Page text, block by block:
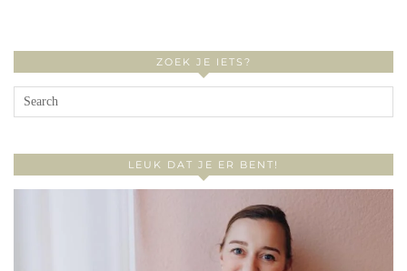
ZOEK JE IETS?
LEUK DAT JE ER BENT!